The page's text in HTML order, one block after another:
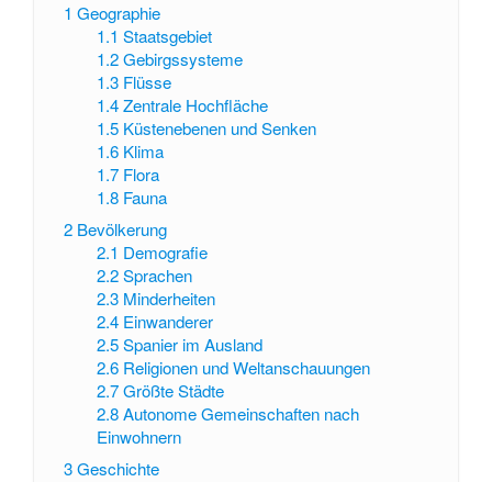
1 Geographie
1.1 Staatsgebiet
1.2 Gebirgssysteme
1.3 Flüsse
1.4 Zentrale Hochfläche
1.5 Küstenebenen und Senken
1.6 Klima
1.7 Flora
1.8 Fauna
2 Bevölkerung
2.1 Demografie
2.2 Sprachen
2.3 Minderheiten
2.4 Einwanderer
2.5 Spanier im Ausland
2.6 Religionen und Weltanschauungen
2.7 Größte Städte
2.8 Autonome Gemeinschaften nach
Einwohnern
3Geschichte